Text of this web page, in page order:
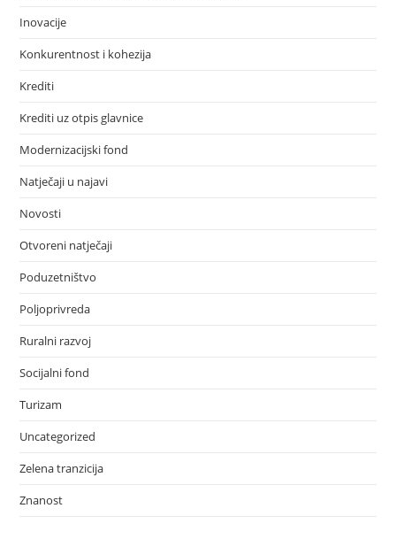
Inovacije
Konkurentnost i kohezija
Krediti
Krediti uz otpis glavnice
Modernizacijski fond
Natječaji u najavi
Novosti
Otvoreni natječaji
Poduzetništvo
Poljoprivreda
Ruralni razvoj
Socijalni fond
Turizam
Uncategorized
Zelena tranzicija
Znanost